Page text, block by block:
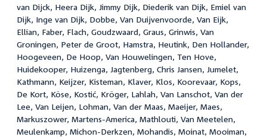
van Dijck, Heera Dijk, Jimmy Dijk, Diederik van Dijk, Emiel van
Dijk, Inge van Dijk, Dobbe, Van Duijvenvoorde, Van Eijk,
Ellian, Faber, Flach, Goudzwaard, Graus, Grinwis, Van
Groningen, Peter de Groot, Hamstra, Heutink, Den Hollander,
Hoogeveen, De Hoop, Van Houwelingen, Ten Hove,
Huidekooper, Huizenga, Jagtenberg, Chris Jansen, Jumelet,
Kathmann, Keijzer, Kisteman, Klaver, Klos, Koorevaar, Kops,
De Kort, Köse, Kostić, Kröger, Lahlah, Van Lanschot, Van der
Lee, Van Leijen, Lohman, Van der Maas, Maeijer, Maes,
Markuszower, Martens-America, Mathlouti, Van Meetelen,
Meulenkamp, Michon-Derkzen, Mohandis, Moinat, Mooiman,